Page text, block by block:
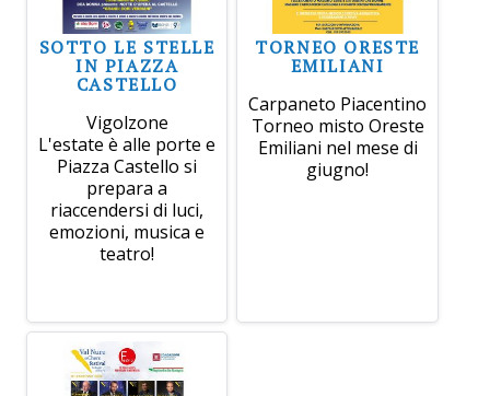
SOTTO LE STELLE
IN PIAZZA
CASTELLO
Vigolzone
L'estate è alle porte e
Piazza Castello si
prepara a
riaccendersi di luci,
emozioni, musica e
teatro!
TORNEO ORESTE
EMILIANI
Carpaneto Piacentino
Torneo misto Oreste
Emiliani nel mese di
giugno!